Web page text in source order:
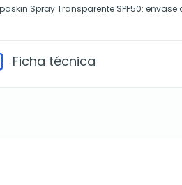
Spray Transparente SPF50: envase
Ficha técnica